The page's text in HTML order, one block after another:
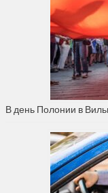
В день Полонии в